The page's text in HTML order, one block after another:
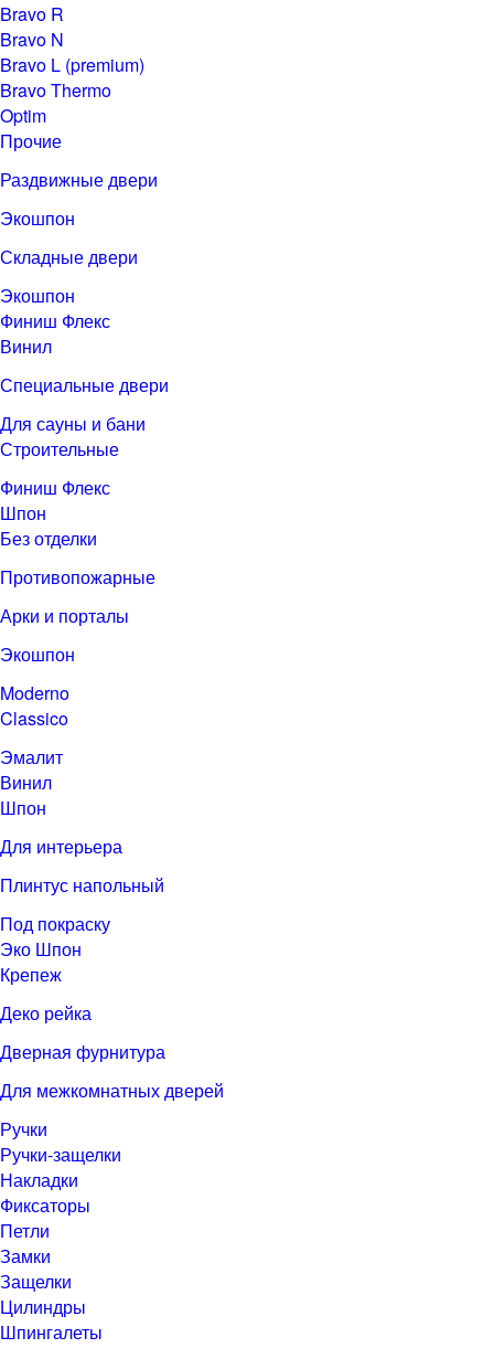
Bravo R
Bravo N
Bravo L (premium)
Bravo Thermo
Optim
Прочие
Раздвижные двери
Экошпон
Складные двери
Экошпон
Финиш Флекс
Винил
Специальные двери
Для сауны и бани
Строительные
Финиш Флекс
Шпон
Без отделки
Противопожарные
Арки и порталы
Экошпон
Moderno
Classico
Эмалит
Винил
Шпон
Для интерьера
Плинтус напольный
Под покраску
Эко Шпон
Крепеж
Деко рейка
Дверная фурнитура
Для межкомнатных дверей
Ручки
Ручки-защелки
Накладки
Фиксаторы
Петли
Замки
Защелки
Цилиндры
Шпингалеты